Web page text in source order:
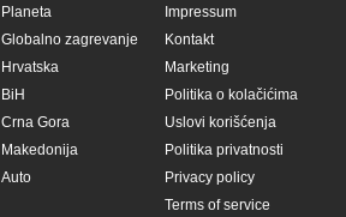
Planeta
Globalno zagrevanje
Hrvatska
BiH
Crna Gora
Makedonija
Auto
Impressum
Kontakt
Marketing
Politika o kolačićima
Uslovi korišćenja
Politika privatnosti
Privacy policy
Terms of service